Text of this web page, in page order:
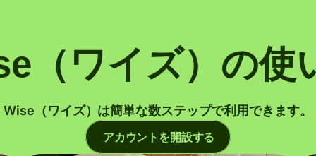
（ワイズ）の使
Wise（ワイズ）は簡単な数ステップで利用できます。
アカウントを開設する